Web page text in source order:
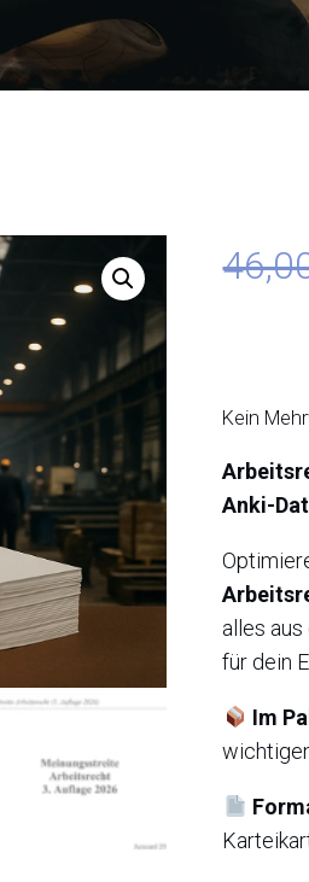
Kein
Anki-
alles
für dein
Im